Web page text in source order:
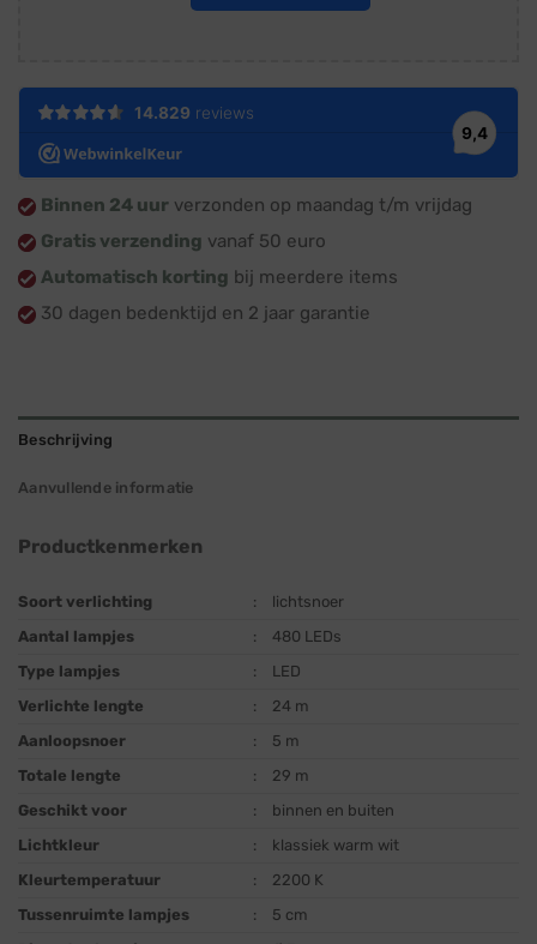
Binnen 24 uur verzonden op maandag t/m vrijdag
Gratis verzending vanaf 50 euro
Automatisch korting bij meerdere items
30 dagen bedenktijd en 2 jaar garantie
Beschrijving
Aanvullende informatie
Productkenmerken
Soort verlichting :
lichtsnoer
Aantal lampjes
:
480 LEDs
Type lampjes
:
LED
Verlichte lengte
:
24 m
Aanloopsnoer
:
5 m
Totale lengte
:
29 m
Geschikt voor
:
binnen en buiten
Lichtkleur
:
klassiek warm wit
Kleurtemperatuur
:
2200 K
Tussenruimte lampjes
:
5 cm